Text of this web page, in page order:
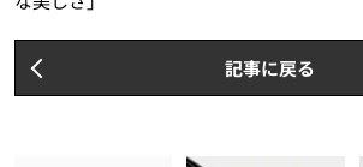
記事に戻る